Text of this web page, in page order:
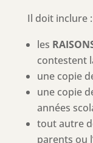
Il doit inclure :
les
contestent
une copie
une copie
années
tout autre
parents ou